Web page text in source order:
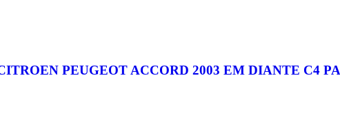
PEUGEOT ACCORD 2003 EM DIANTE C4